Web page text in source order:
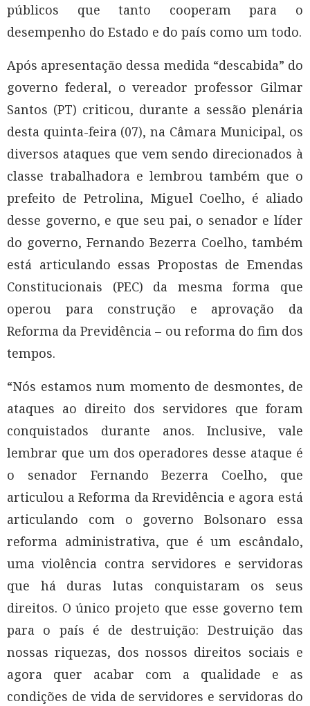
públicos que tanto cooperam para o
desempenho do Estado e do país como um todo.
Após apresentação dessa medida “descabida” do
governo federal, o vereador professor Gilmar
Santos (PT) criticou, durante a sessão plenária
desta quinta-feira (07), na Câmara Municipal, os
diversos ataques que vem sendo direcionados à
classe trabalhadora e lembrou também que o
prefeito de Petrolina, Miguel Coelho, é aliado
desse governo, e que seu pai, o senador e líder
do governo, Fernando Bezerra Coelho, também
está articulando essas Propostas de Emendas
Constitucionais (PEC) da mesma forma que
operou para construção e aprovação da
Reforma da Previdência – ou reforma do fim dos
tempos.
“Nós estamos num momento de desmontes, de
ataques ao direito dos servidores que foram
conquistados durante anos. Inclusive, vale
lembrar que um dos operadores desse ataque é
o senador Fernando Bezerra Coelho, que
articulou a Reforma da Rrevidência e agora está
articulando com o governo Bolsonaro essa
reforma administrativa, que é um escândalo,
uma violência contra servidores e servidoras
que há duras lutas conquistaram os seus
direitos. O único projeto que esse governo tem
para o país é de destruição: Destruição das
nossas riquezas, dos nossos direitos sociais e
agora quer acabar com a qualidade e as
condições de vida de servidores e servidoras do